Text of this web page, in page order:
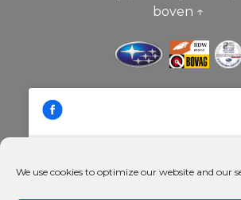
We use cookies to optimize our website and our
boven ↑
Broekauto &